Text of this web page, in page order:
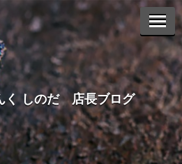
く しのだ 店長ブログ